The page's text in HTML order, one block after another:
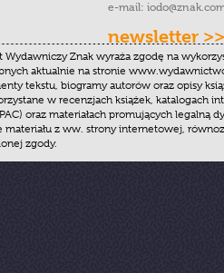
e-mail:
newsletter >>
Wydawniczy Znak wyraża zgodę na
aktualnie na stronie
tekstu, biogramy autorów oraz opisy
w recenzjach książek, katalogach
oraz materiałach promujących legalną
materiału z ww. strony internetowej,
zgody.